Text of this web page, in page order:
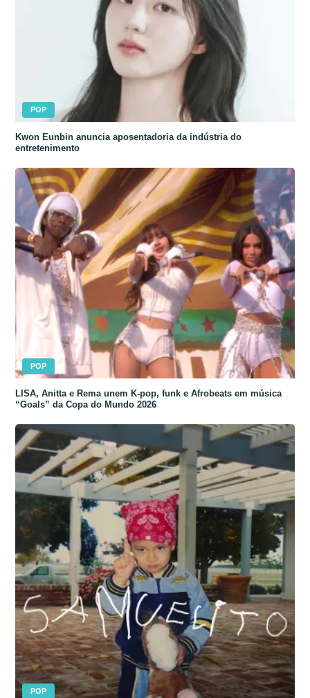
POP
Kwon Eunbin anuncia aposentadoria da indústria do
entretenimento
POP
LISA, Anitta e Rema unem K-pop, funk e Afrobeats em música
“Goals” da Copa do Mundo 2026
POP